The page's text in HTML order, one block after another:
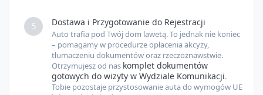
5 Dostawa i Przygotowanie do Rejestracji
Auto trafia pod Twój dom lawetą. To jednak nie koniec
– pomagamy w procedurze opłacenia akcyzy,
tłumaczeniu dokumentów oraz rzeczoznawstwie.
Otrzymujesz od nas komplet dokumentów
gotowych do wizyty w Wydziale Komunikacji.
Tobie pozostaje przystosowanie auta do wymogów UE